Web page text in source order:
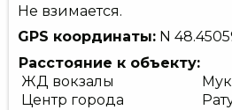
Не взимается.
GPS координаты: N
Расстояние к объекту:
ЖД вокзалы
Центр города